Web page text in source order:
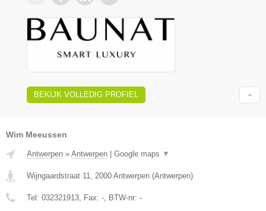
BEKIJK VOLLEDIG PROFIEL
Wim Meeussen
Antwerpen » Antwerpen Google maps ▼
Wijngaardstraat 11, 2000 Antwerpen (Antwerpen)
Tel: 032321913, Fax: -, BTW-nr: -